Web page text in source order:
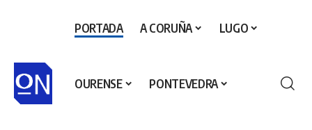
PORTADA A CORUÑA LUGO
OURENSE PONTEVEDRA